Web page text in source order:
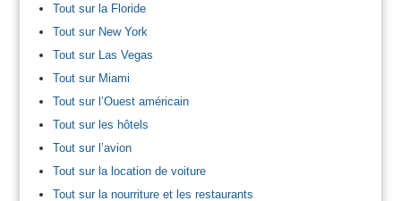
Tout sur la Floride
Tout sur New York
Tout sur Las Vegas
Tout sur Miami
Tout sur l’Ouest américain
Tout sur les hôtels
Tout sur l’avion
Tout sur la location de voiture
Tout sur la nourriture et les restaurants